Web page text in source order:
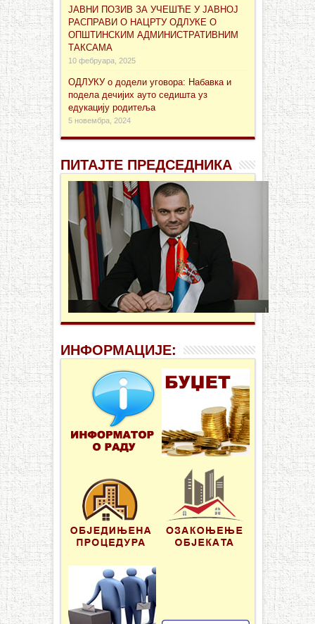
ЈАВНИ ПОЗИВ ЗА УЧЕШЋЕ У ЈАВНОЈ
РАСПРАВИ О НАЦРТУ ОДЛУКЕ О
ОПШТИНСКИМ АДМИНИСТРАТИВНИМ
ТАКСАМА
10 фебруара, 2025
ОДЛУКУ о додели уговора: Набавка и
подела дечијих ауто седишта уз
едукацију родитеља
5 новембра, 2024
ПИТАЈТЕ ПРЕДСЕДНИКА
ИНФОРМАЦИЈЕ: